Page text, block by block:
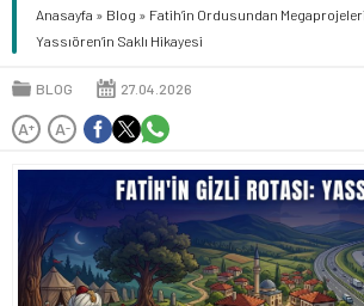
Anasayfa » Blog » Fatih’in Ordusundan
Yassıören’in Saklı Hikayesi
BLOG 27.04.2026
A+ A-